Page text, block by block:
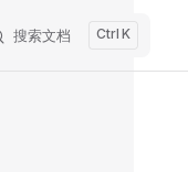
搜索文档 K